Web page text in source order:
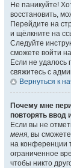
Не паникуйте!
восстановить,
Перейдите на
и щёлкните на
Следуйте
сможете войти
Если не удалось
свяжитесь с
Вернуться к
Почему мне
повторять ввод
Если вы не
меня, вы
на конференции
ограниченное
чтобы никто